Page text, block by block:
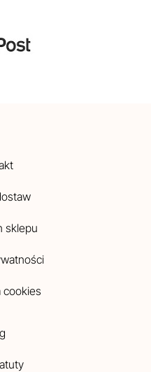
sklepu
cookies